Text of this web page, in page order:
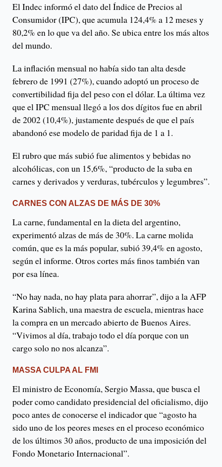
El Indec informó el dato del Índice de Precios al
Consumidor (IPC), que acumula 124,4% a 12 meses y
80,2% en lo que va del año. Se ubica entre los más altos
del mundo.
La inflación mensual no había sido tan alta desde
febrero de 1991 (27%), cuando adoptó un proceso de
convertibilidad fija del peso con el dólar. La última vez
que el IPC mensual llegó a los dos dígitos fue en abril
de 2002 (10,4%), justamente después de que el país
abandonó ese modelo de paridad fija de 1 a 1.
El rubro que más subió fue alimentos y bebidas no
alcohólicas, con un 15,6%, “producto de la suba en
carnes y derivados y verduras, tubérculos y legumbres”.
CARNES CON ALZAS DE MÁS DE 30%
La carne, fundamental en la dieta del argentino,
experimentó alzas de más de 30%. La carne molida
común, que es la más popular, subió 39,4% en agosto,
según el informe. Otros cortes más finos también van
por esa línea.
“No hay nada, no hay plata para ahorrar”, dijo a la AFP
Karina Sablich, una maestra de escuela, mientras hace
la compra en un mercado abierto de Buenos Aires.
“Vivimos al día, trabajo todo el día porque con un
cargo solo no nos alcanza”.
MASSA CULPA AL FMI
El ministro de Economía, Sergio Massa, que busca el
poder como candidato presidencial del oficialismo, dijo
poco antes de conocerse el indicador que “agosto ha
sido uno de los peores meses en el proceso económico
de los últimos 30 años, producto de una imposición del
Fondo Monetario Internacional”.